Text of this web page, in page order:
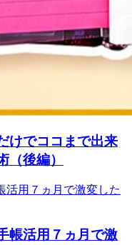
けでココまで出来
（後編）
帳活用７ヵ月で激